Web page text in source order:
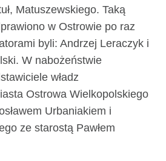
Matuszewskiego. Taką
w Ostrowie po raz
byli: Andrzej Leraczyk i
W nabożeństwie
władz
Ostrowa Wielkopolskiego
Urbaniakiem i
ze starostą Pawłem